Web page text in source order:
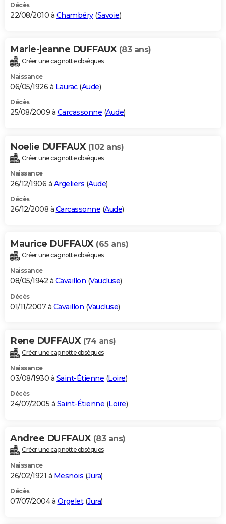
Décès
22/08/2010 à Chambéry(Savoie)
Marie-jeanne DUFFAUX (83 ans)
Créer une cagnotte obsèques
Naissance
06/05/1926 à Laurac(Aude)
Décès
25/08/2009 à Carcassonne (Aude)
Noelie DUFFAUX (102 ans)
Créer une cagnotte obsèques
Naissance
26/12/1906 à Argeliers (Aude)
Décès
26/12/2008 à Carcassonne (Aude)
Maurice DUFFAUX (65 ans)
Créer une cagnotte obsèques
Naissance
08/05/1942 à Cavaillon (Vaucluse)
Décès
01/11/2007 à Cavaillon (Vaucluse)
Rene DUFFAUX (74 ans)
Créer une cagnotte obsèques
Naissance
03/08/1930 à Saint-Étienne (Loire)
Décès
24/07/2005 à Saint-Étienne (Loire)
Andree DUFFAUX (83 ans)
Créer une cagnotte obsèques
Naissance
26/02/1921 à Mesnois (Jura)
Décès
07/07/2004 à Orgelet(Jura)